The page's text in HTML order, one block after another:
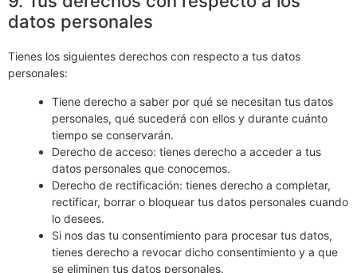
datos personales
Tienes los siguientes derechos con respecto a tus datos
personales:
Tiene derecho a saber por qué se necesitan tus datos
personales, qué sucederá con ellos y durante cuánto
tiempo se conservarán.
Derecho de acceso: tienes derecho a acceder a tus
datos personales que conocemos.
Derecho de rectificación: tienes derecho a completar,
rectificar, borrar o bloquear tus datos personales cuando
lo desees.
Si nos das tu consentimiento para procesar tus datos,
tienes derecho a revocar dicho consentimiento y a que
se eliminen tus datos personales.